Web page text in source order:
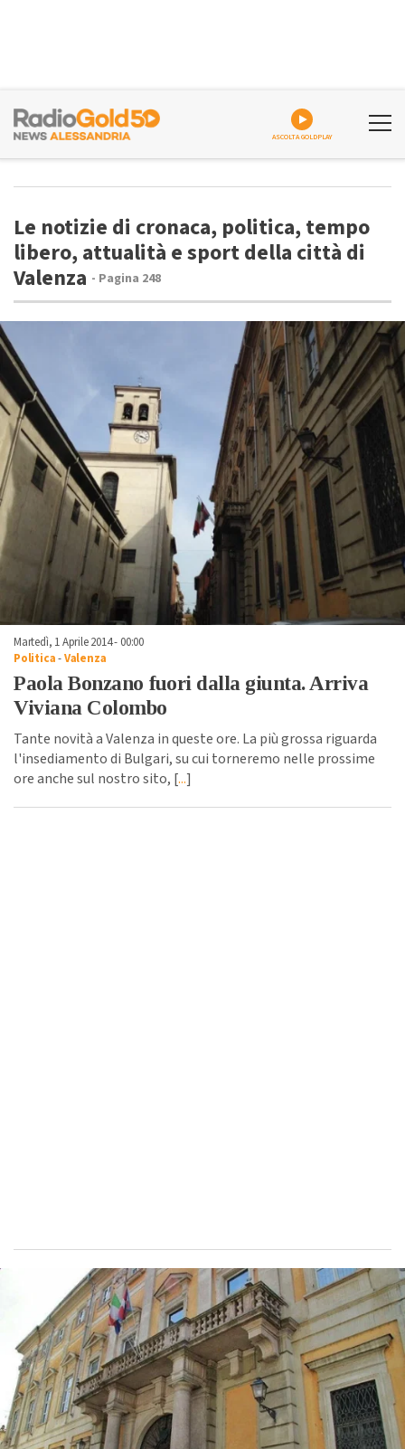
Le notizie di cronaca, politica, tempo
libero, attualità e sport della città di
Valenza - Pagina 248
Martedì, 1 Aprile 2014 - 00:00
Politica-Valenza
Paola Bonzano fuori dalla giunta. Arriva
Viviana Colombo
Tante novità a Valenza in queste ore. La più grossa riguarda
l'insediamento di Bulgari, su cui torneremo nelle prossime
ore anche sul nostro sito, [...]